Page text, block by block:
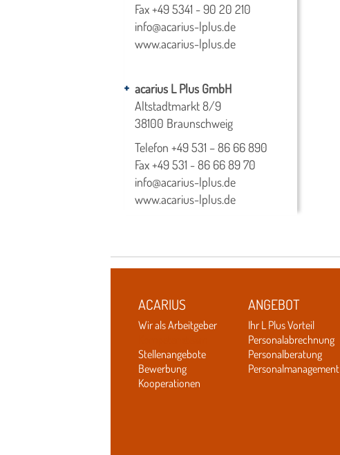
Fax +49 5341 - 90 20 210
info@acarius-lplus.de
www.acarius-lplus.de
acarius L Plus GmbH
Altstadtmarkt 8/9
38100 Braunschweig
Telefon +49 531 – 86 66 890
Fax +49 531 - 86 66 89 70
info@acarius-lplus.de
www.acarius-lplus.de
ACARIUS
Wir als Arbeitgeber
Stellenangebote
Bewerbung
Kooperationen
ANGEBOT
Ihr L Plus Vorteil
Personalabrechnung
Personalberatung
Personalmanagement